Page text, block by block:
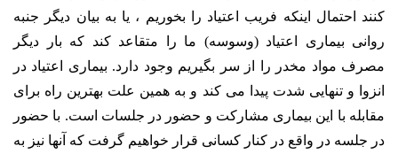
کنند احتمال اینکه فریب اعتیاد را بخوریم ، یا به بیان دیگر جنبه
روانی بیماری اعتیاد (وسوسه) ما را متقاعد کند که بار دیگر
مصرف مواد مخدر را از سر بگیریم وجود دارد. بیماری اعتیاد در
انزوا و تنهایی شدت پیدا می کند و به همین علت بهترین راه برای
مقابله با این بیماری مشارکت و حضور در جلسات است. با حضور
در جلسه در واقع در کنار کسانی قرار خواهیم گرفت که آنها نیز به